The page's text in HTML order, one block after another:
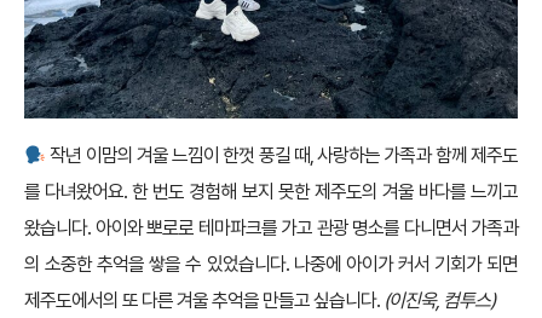
작년 이맘의 겨울 느낌이 한껏 풍길 때, 사랑하는 가족과 함께 제주도
를 다녀왔어요. 한 번도 경험해 보지 못한 제주도의 겨울 바다를 느끼고
왔습니다. 아이와 뽀로로 테마파크를 가고 관광 명소를 다니면서 가족과
의 소중한 추억을 쌓을 수 있었습니다. 나중에 아이가 커서 기회가 되면
제주도에서의 또 다른 겨울 추억을 만들고 싶습니다. (이진욱, 컴투스)